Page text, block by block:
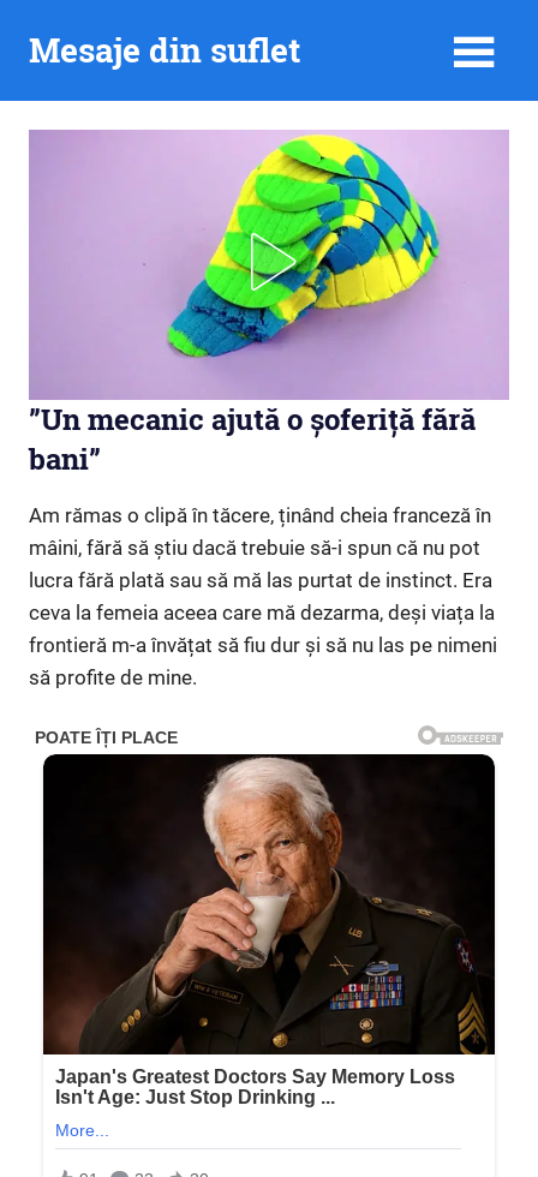
Mesaje din suflet
”Un mecanic ajută o șoferiță fără
bani”
Am rămas o clipă în tăcere, ținând cheia franceză în
mâini, fără să știu dacă trebuie să-i spun că nu pot
lucra fără plată sau să mă las purtat de instinct. Era
ceva la femeia aceea care mă dezarma, deși viața la
frontieră m-a învățat să fiu dur și să nu las pe nimeni
să profite de mine.